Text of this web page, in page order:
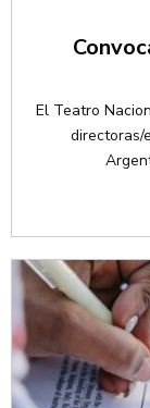
El Teatro
directoras/